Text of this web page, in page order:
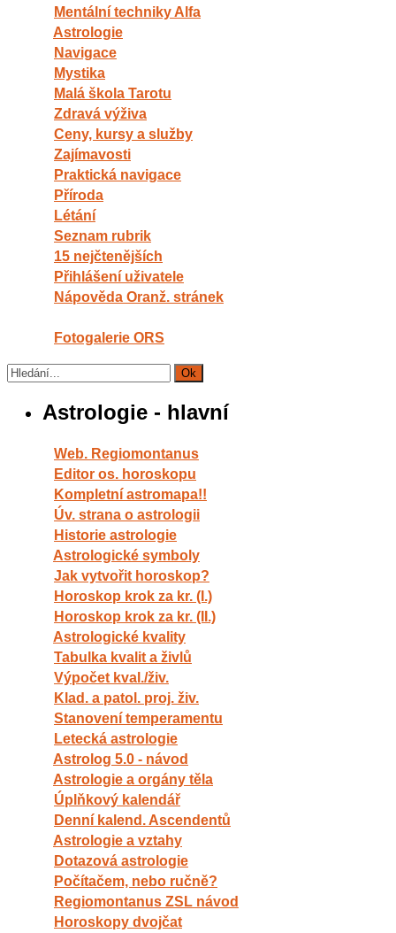
Mentální techniky Alfa
Astrologie
Navigace
Mystika
Malá škola Tarotu
Zdravá výživa
Ceny, kursy a služby
Zajímavosti
Praktická navigace
Příroda
Létání
Seznam rubrik
15 nejčtenějších
Přihlášení uživatele
Nápověda Oranž. stránek
Fotogalerie ORS
Astrologie - hlavní
Web. Regiomontanus
Editor os. horoskopu
Kompletní astromapa!!
Úv. strana o astrologii
Historie astrologie
Astrologické symboly
Jak vytvořit horoskop?
Horoskop krok za kr. (I.)
Horoskop krok za kr. (II.)
Astrologické kvality
Tabulka kvalit a živlů
Výpočet kval./živ.
Klad. a patol. proj. živ.
Stanovení temperamentu
Letecká astrologie
Astrolog 5.0 - návod
Astrologie a orgány těla
Úplňkový kalendář
Denní kalend. Ascendentů
Astrologie a vztahy
Dotazová astrologie
Počítačem, nebo ručně?
Regiomontanus ZSL návod
Horoskopy dvojčat